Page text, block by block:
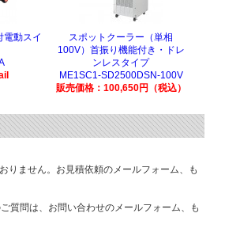
電動スイ
スポットクーラー（単相
100V）首振り機能付き・ドレ
ンレスタイプ
ME1SC1-SD2500DSN-100V
販売価格：100,650円（税込）
りません。お見積依頼のメールフォーム、も
質問は、お問い合わせのメールフォーム、も